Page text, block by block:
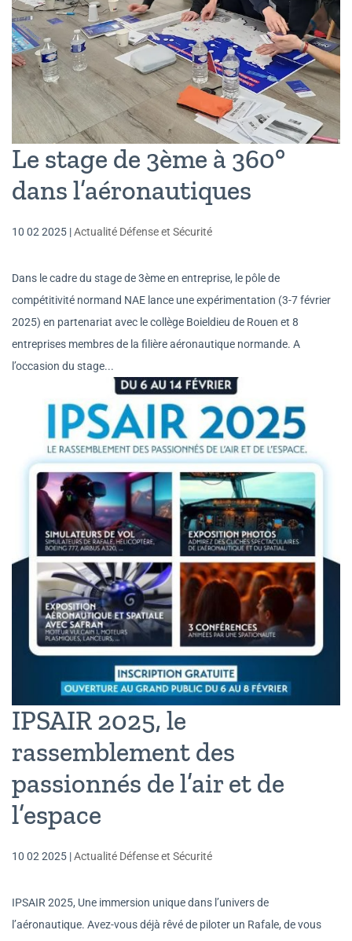
Le stage de 3ème à 360°
dans l’aéronautiques
10 02 2025 |Actualité Défense et Sécurité
Dans le cadre du stage de 3ème en entreprise, le pôle de
compétitivité normand NAE lance une expérimentation (3-7 février
2025) en partenariat avec le collège Boieldieu de Rouen et 8
entreprises membres de la filière aéronautique normande. A
l’occasion du stage...
IPSAIR 2025, le
rassemblement des
passionnés de l’air et de
l’espace
10 02 2025 |Actualité Défense et Sécurité
IPSAIR 2025, Une immersion unique dans l’univers de
l’aéronautique. Avez-vous déjà rêvé de piloter un Rafale, de vous